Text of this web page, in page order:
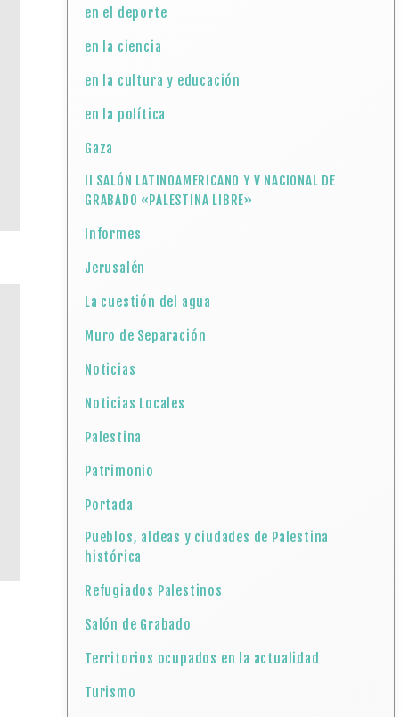
en el deporte
en la ciencia
en la cultura y educación
en la política
Gaza
II SALÓN LATINOAMERICANO Y V NACIONAL DE
GRABADO «PALESTINA LIBRE»
Informes
Jerusalén
La cuestión del agua
Muro de Separación
Noticias
Noticias Locales
Palestina
Patrimonio
Portada
Pueblos, aldeas y ciudades de Palestina
histórica
Refugiados Palestinos
Salón de Grabado
Territorios ocupados en la actualidad
Turismo